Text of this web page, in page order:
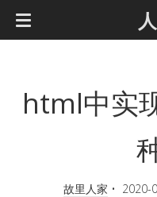
html中实
故里人家 • 2020-